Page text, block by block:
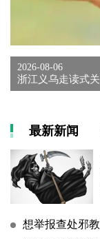
2026-08-06
最新新闻